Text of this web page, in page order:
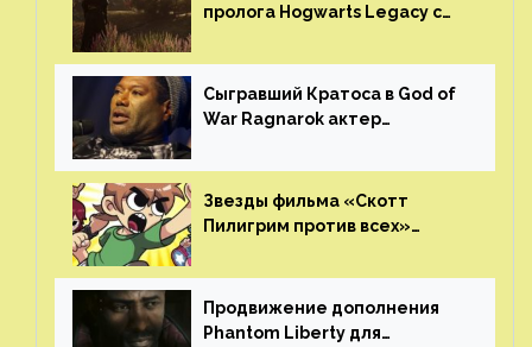
пролога Hogwarts Legacy с
GamesVoice показала первые
результаты своего труда
Сыгравший Кратоса в God of
War Ragnarok актер
игроков прекратить
консольные войны
Звезды фильма «Скотт
Пилигрим против всех»
аниме от Netflix
Продвижение дополнения
Phantom Liberty для